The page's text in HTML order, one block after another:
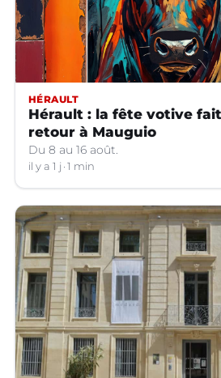
HÉRAULT
Hérault : la fête votive
retour à Mauguio
Du 8 au 16 août.
il y a 1 j 1 min